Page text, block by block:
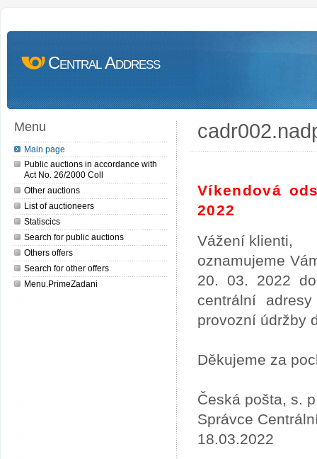
Central Address
Menu
Main page
Public auctions in accordance with
Act No. 26/2000 Coll
Other auctions
List of auctioneers
Statiscics
Search for public auctions
Others offers
Search for other offers
Menu.PrimeZadani
Víkendová
2022
Vážení klienti,
oznamujeme
20. 03. 2022
centrální
provozní údržby
Děkujeme za
Česká pošta, s.
Správce
18.03.2022